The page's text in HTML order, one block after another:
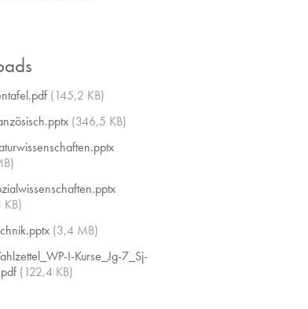
(145,2 KB)
(346,5 KB)
KB)
(3,4 MB)
I-Kurse_Jg-7_Sj-
(122,4 KB)